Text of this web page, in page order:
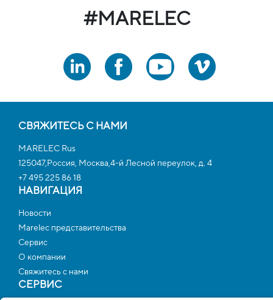
#MARELEC
СВЯЖИТЕСЬ С НАМИ
MARELEC Rus
125047,Россия, Москва,4-й Лесной переулок, д. 4
+7 495 225 86 18
НАВИГАЦИЯ
Новости
Marelec представительства
Сервис
О компании
Свяжитесь с нами
СЕРВИС